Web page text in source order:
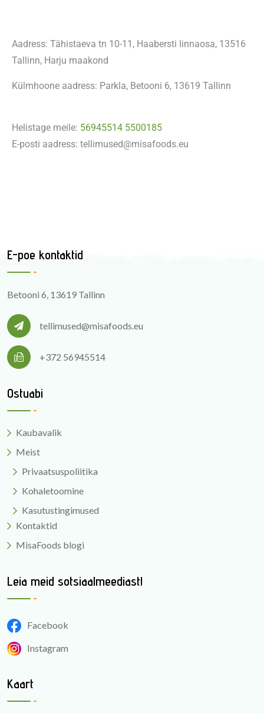
Aadress: Tähistaeva tn 10-11, Haabersti linnaosa, 13516
Tallinn, Harju maakond
Külmhoone aadress: Parkla, Betooni 6, 13619 Tallinn
Helistage meile: 56945514 5500185
E-posti aadress: tellimused@misafoods.eu
E-poe kontaktid
Betooni 6, 13619 Tallinn
tellimused@misafoods.eu
+372 56945514
Ostuabi
Kaubavalik
Meist
Privaatsuspoliitika
Kohaletoomine
Kasutustingimused
Kontaktid
MisaFoods blogi
Leia meid sotsiaalmeediast!
Facebook
Instagram
Kaart